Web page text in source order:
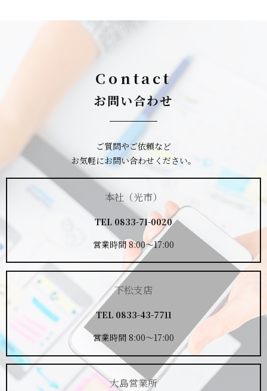
Contact
お問い合わせ
ご質問やご依頼など
お気軽にお問い合わせください。
本社（光市）
TEL 0833-71-0020
営業時間 8:00～17:00
下松支店
TEL 0833-43-7711
営業時間 8:00～17:00
大島営業所